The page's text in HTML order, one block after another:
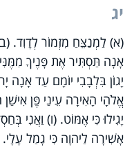
יג
(א) לַמְנַצֵּחַ מִזְמוֹר לְדָוִד.
אָנָה תַּסְתִּיר אֶת פָּנֶיךָ
יָגוֹן בִּלְבָבִי יוֹמָם עַד אָנָה
אֱלֹהָי הָאִירָה עֵינַי פֶּן אִישַׁן
יָגִילוּ כִּי אֶמּוֹט. (ו) וַאֲנִי
אָשִׁירָה לַיהוָה כִּי גָמַל עָלָי.